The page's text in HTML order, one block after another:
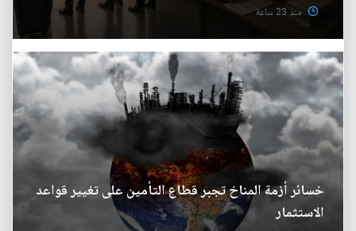
منذ 23 ساعة
خسائر أزمة المناخ تجبر قطاع التأمين على تغيير قواعد
الاستثمار